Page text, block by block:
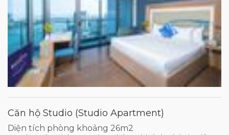
Căn hộ Studio (Studio Apartment)
Diện tích phòng khoảng 26m2